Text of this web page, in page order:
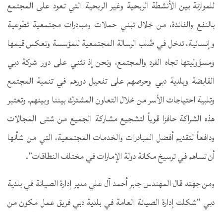
للموازنة بين الأنشطة الربحية وغير الربحية التي تعود على المجتمع
بالنفع والفائدة، من خلال تبني حملات ومبادرات مجتمعية تطوعية
وإنسانية، تدخل في صُلب الرسالة المجتمعية للمؤسسة وتعكس قيمها
ومسؤوليتها تجاه الفرد والمجتمع، ونحن إذ نثني على دور شركة دبي
القابضة وبلدية دبي وحرصهم على تفعيل دورهم في تنمية المجتمع
وتلبية احتياجات الأسر من خلال التعاون المشترك بيننا وبينهم. وتعتبر
هذه الشراكة حافزا قوياً لتشجيع مشاركة الجميع من شتى المجالات
ودافعاً لتقديم أفضل المبادرات والخدمات المجتمعية، التي من شأنها
أن تساهم في ترسيخ مكانة دولة الإمارات في مختلف النطاقات”.
ومن جهته قال المهندس جابر أحمد آل علي مدير إدارة الصيانة في بلدية
دبي “شكلت إدارة الصيانة العامة في بلدية دبي فريق عمل مكون من